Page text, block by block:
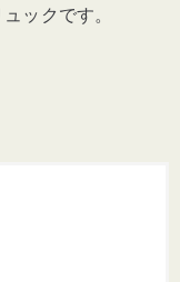
ックです。